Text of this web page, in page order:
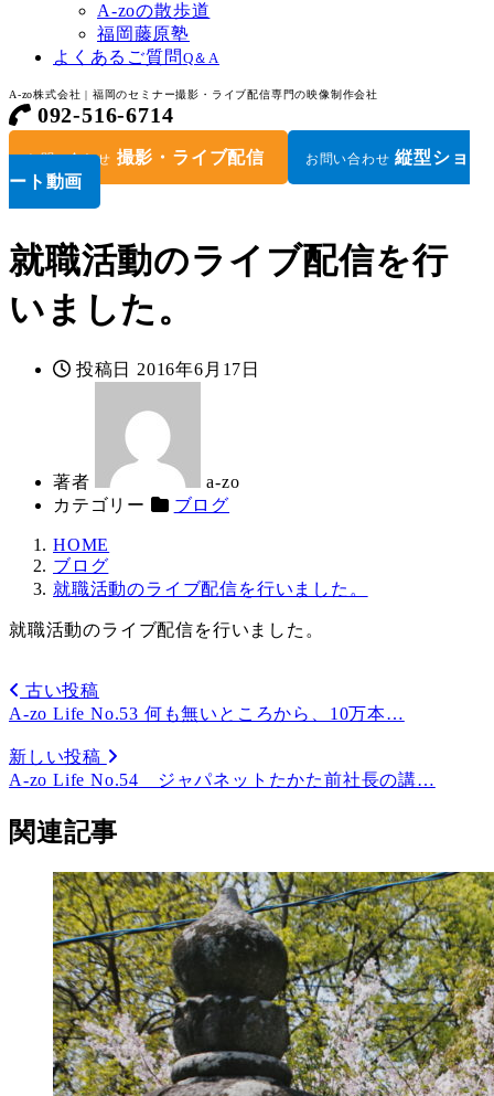
A-zoの散歩道
福岡藤原塾
よくあるご質問 Q＆A
A-zo株式会社 | 福岡のセミナー撮影・ライブ配信専門の映像制作会社
092-516-6714
お問い合わせ 撮影・ライブ配信 お問い合わせ 縦型ショ
ート動画
就職活動のライブ配信を行
いました。
投稿日 2016年6月17日
著者
a-zo
カテゴリー
ブログ
HOME
ブログ
就職活動のライブ配信を行いました。
就職活動のライブ配信を行いました。
古い投稿
A-zo Life No.53 何も無いところから、10万本…
新しい投稿
A-zo Life No.54 ジャパネットたかた前社長の講…
関連記事